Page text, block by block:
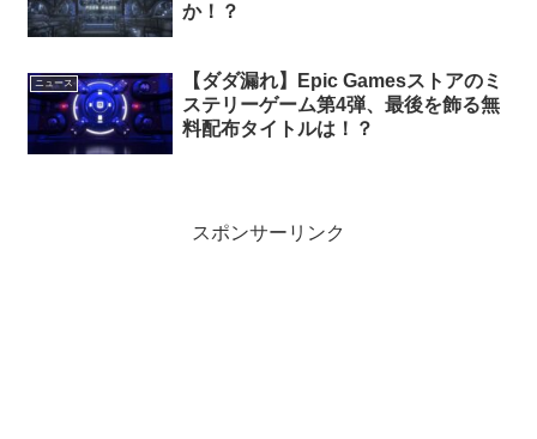
か！？
ニュース
【ダダ漏れ】Epic Gamesストアのミ
ステリーゲーム第4弾、最後を飾る無
料配布タイトルは！？
スポンサーリンク